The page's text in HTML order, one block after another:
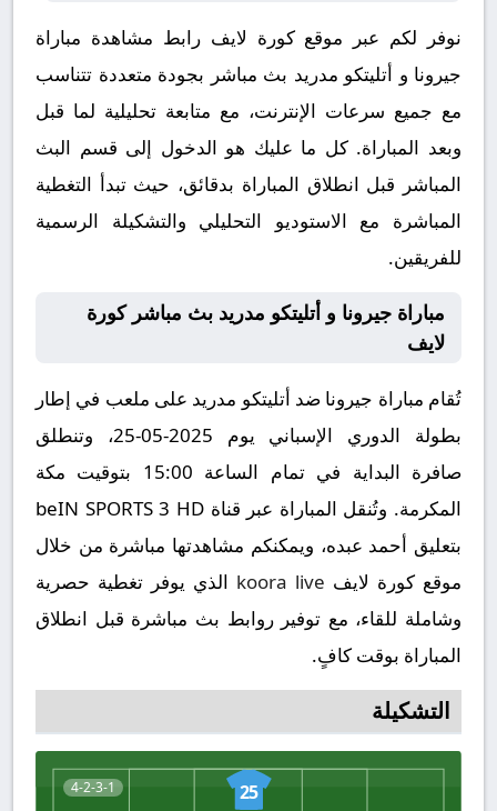
نوفر لكم عبر موقع كورة لايف رابط مشاهدة مباراة
جيرونا و أتليتكو مدريد بث مباشر بجودة متعددة تتناسب
مع جميع سرعات الإنترنت، مع متابعة تحليلية لما قبل
وبعد المباراة. كل ما عليك هو الدخول إلى قسم البث
المباشر قبل انطلاق المباراة بدقائق، حيث تبدأ التغطية
المباشرة مع الاستوديو التحليلي والتشكيلة الرسمية
للفريقين.
مباراة جيرونا و أتليتكو مدريد بث مباشر كورة
لايف
تُقام مباراة جيرونا ضد أتليتكو مدريد على ملعب في إطار
بطولة الدوري الإسباني يوم 2025-05-25، وتنطلق
صافرة البداية في تمام الساعة 15:00 بتوقيت مكة
المكرمة. وتُنقل المباراة عبر قناة beIN SPORTS 3 HD
بتعليق أحمد عبده، ويمكنكم مشاهدتها مباشرة من خلال
موقع كورة لايف koora live الذي يوفر تغطية حصرية
وشاملة للقاء، مع توفير روابط بث مباشرة قبل انطلاق
المباراة بوقت كافٍ.
التشكيلة
4-2-3-1 25